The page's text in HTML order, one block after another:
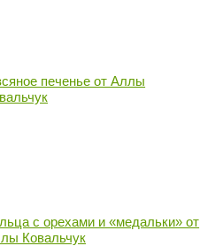
печенье от Аллы
с орехами и «медальки» от
Ковальчук